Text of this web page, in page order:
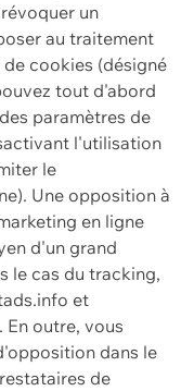
un
au traitement
cookies (désigné
tout d'abord
paramètres de
l'utilisation
le
Une opposition à
en ligne
d'un grand
le cas du tracking,
et
outre, vous
dans le
de